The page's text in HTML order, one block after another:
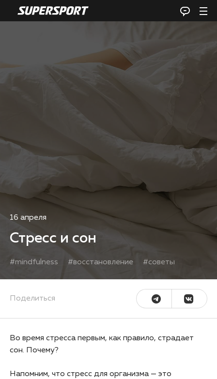
16 апреля
Стресс и сон
#mindfulness #восстановление #советы
Поделиться
Во время стресса первым, как правило, страдает
сон. Почему?
Напомним, что стресс для организма — это